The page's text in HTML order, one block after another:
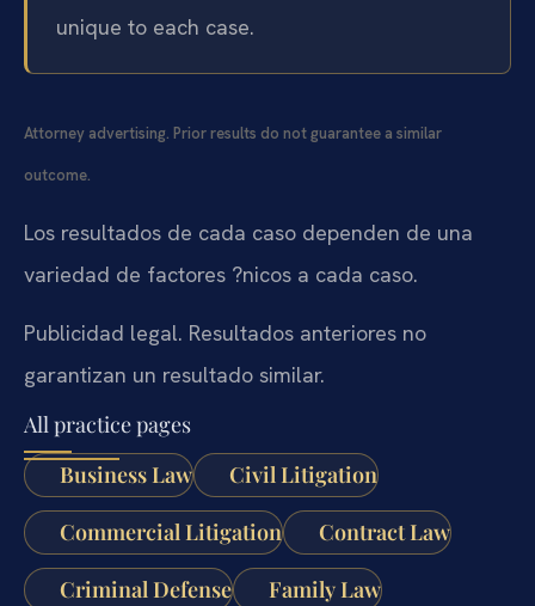
unique to each case.
Attorney advertising. Prior results do not guarantee a similar
outcome.
Los resultados de cada caso dependen de una
variedad de factores ?nicos a cada caso.
Publicidad legal. Resultados anteriores no
garantizan un resultado similar.
All practice pages
Business Law
Civil Litigation
Commercial Litigation Contract Law
Criminal Defense Family Law